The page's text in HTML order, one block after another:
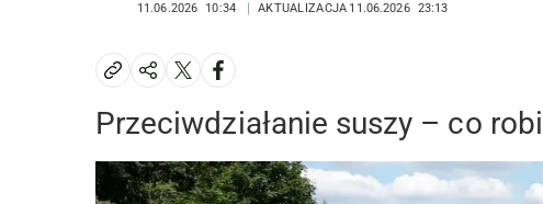
11.06.2026 10:34 AKTUALIZACJA 11.06.2026 23:13
Przeciwdziałanie suszy – co